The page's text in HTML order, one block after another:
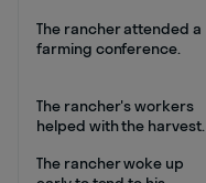
The rancher attended a
farming conference.
The rancher's workers
helped with the harvest.
The rancher woke up